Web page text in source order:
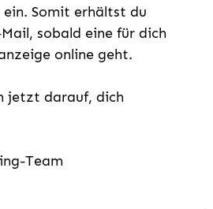
ein. Somit erhältst du
sobald eine für dich
online geht.
jetzt darauf, dich
Team